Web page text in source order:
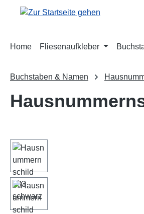
Hauptinhalt springen
Zur Suche springen
Zur Hauptnavigation springen
Home Fliesenaufkleber
Buchstaben & Namen
Bildergalerie überspringen